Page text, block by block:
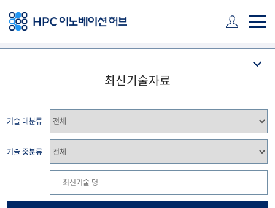
최신기술자료
기술 대분류
기술 중분류